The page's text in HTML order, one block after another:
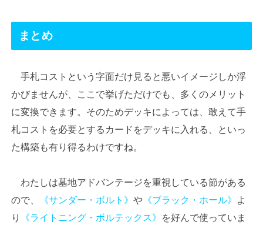
まとめ
手札コストという字面だけ見ると悪いイメージしか浮
かびませんが、ここで挙げただけでも、多くのメリット
に変換できます。そのためデッキによっては、敢えて手
札コストを必要とするカードをデッキに入れる、といっ
た構築も有り得るわけですね。
わたしは墓地アドバンテージを重視している節がある
ので、
《サンダー・ボルト》 や 《ブラック・ホール》 よ
り
《ライトニング・ボルテックス》 を好んで使っていま